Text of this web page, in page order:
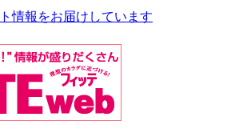
情報をお届けしています